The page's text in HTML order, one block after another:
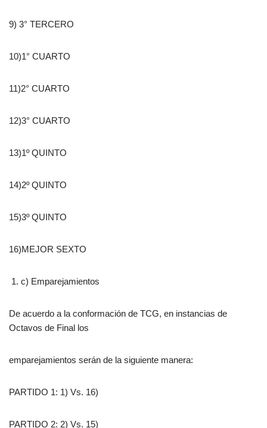
9) 3° TERCERO
10)1° CUARTO
11)2° CUARTO
12)3° CUARTO
13)1º QUINTO
14)2º QUINTO
15)3º QUINTO
16)MEJOR SEXTO
c) Emparejamientos
De acuerdo a la conformación de TCG, en instancias de
Octavos de Final los
emparejamientos serán de la siguiente manera:
PARTIDO 1: 1) Vs. 16)
PARTIDO 2: 2) Vs. 15)